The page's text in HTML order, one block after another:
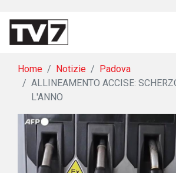
Home Notizie
Padova
ALLINEAMENTO ACCISE:
L'ANNO